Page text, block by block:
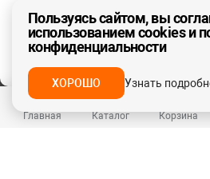
Главная Каталог Корзина
ДА, ВЕРНО
Пользуясь сайтом, вы
использованием cookies и
конфиденциальности
ХОРОШО Узнать